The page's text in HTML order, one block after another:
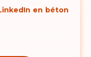
en béton